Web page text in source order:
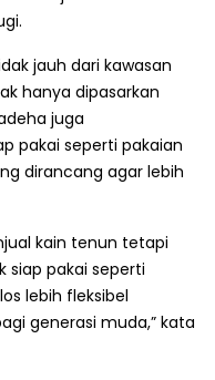
jauh dari kawasan
hanya dipasarkan
juga
pakai seperti pakaian
dirancang agar lebih
kain tenun tetapi
siap pakai seperti
lebih fleksibel
generasi muda,” kata